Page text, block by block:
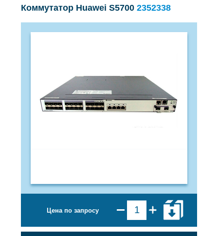
Коммутатор Huawei S5700 2352338
Цена по запросу